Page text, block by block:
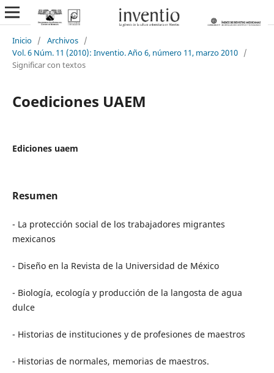
Inicio / Archivos /
Vol. 6 Núm. 11 (2010): Inventio. Año 6, número 11, marzo 2010 /
Significar con textos
Coediciones UAEM
Ediciones uaem
Resumen
- La protección social de los trabajadores migrantes
mexicanos
- Diseño en la Revista de la Universidad de México
- Biología, ecología y producción de la langosta de agua
dulce
- Historias de instituciones y de profesiones de maestros
- Historias de normales, memorias de maestros.